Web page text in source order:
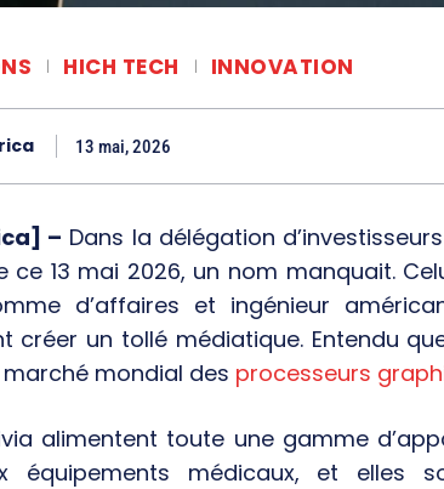
HICH TECH INNOVATION
13 mai, 2026
– Dans la délégation
ce 13 mai 2026, un nom manquait.
d’affaires et ingénieur
créer un tollé médiatique. Entendu
mondial des processeurs
alimentent toute une gamme
équipements médicaux, et elles